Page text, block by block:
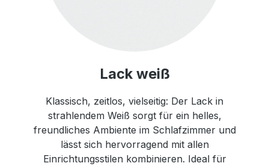
Lack weiß
Klassisch, zeitlos, vielseitig: Der Lack in
strahlendem Weiß sorgt für ein helles,
freundliches Ambiente im Schlafzimmer und
lässt sich hervorragend mit allen
Einrichtungsstilen kombinieren. Ideal für